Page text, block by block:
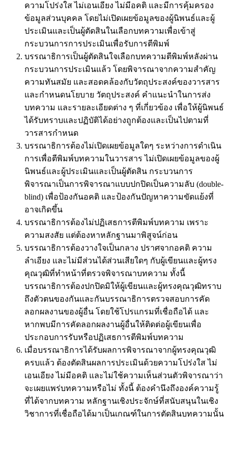
ความโปร่งใส ไม่เอนเอียง ไม่มีอคติ และมีการคุ้มครอง
ข้อมูลส่วนบุคคล โดยไม่เปิดเผยข้อมูลของผู้นิพนธ์และผู้
ประเมินและเป็นผู้ตัดสินในเลือกบทความเพื่อเข้าสู่
กระบวนการการประเมินเพื่อรับการตีพิมพ์
บรรณาธิการเป็นผู้ตัดสินใจเลือกบทความตีพิมพ์หลังผ่าน
กระบวนการประเมินแล้ว โดยพิจารณาจากความสำคัญ
ความทันสมัย และสอดคล้องกับวัตถุประสงค์ของวารสาร
และกำหนดนโยบาย วัตถุประสงค์ คำแนะนำในการส่ง
บทความ และรายละเอียดต่าง ๆ ที่เกี่ยวข้อง เพื่อให้ผู้นิพนธ์
ได้รับทราบและปฏิบัติได้อย่างถูกต้องและเป็นไปตามที่
วารสารกำหนด
บรรณาธิการต้องไม่เปิดเผยข้อมูลใดๆ ระหว่างการดำเนิน
การเพื่อตีพิมพ์บทความในวารสาร ไม่เปิดเผยข้อมูลของผู้
นิพนธ์และผู้ประเมินและเป็นผู้ตัดสิน กระบวนการ
พิจารณาเป็นการพิจารณาแบบปกปิดเป็นความลับ (double-
blind) เพื่อป้องกันอคติ และป้องกันปัญหาความขัดแย้งที่
อาจเกิดขึ้น
บรรณาธิการต้องไม่ปฏิเสธการตีพิมพ์บทความ เพราะ
ความสงสัย แต่ต้องหาหลักฐานมาพิสูจน์ก่อน
บรรณาธิการต้องวางใจเป็นกลาง ปราศจากอคติ ความ
ลำเอียง และไม่มีส่วนได้ส่วนเสียใดๆ กับผู้เขียนและผู้ทรง
คุณวุฒิที่ทำหน้าที่ตรวจพิจารณาบทความ ทั้งนี้
บรรณาธิการต้องปกปิดมิให้ผู้เขียนและผู้ทรงคุณวุฒิทราบ
ถึงตัวตนของกันและกันบรรณาธิการตรวจสอบการคัด
ลอกผลงานของผู้อื่น โดยใช้โปรแกรมที่เชื่อถือได้ และ
หากพบมีการคัดลอกผลงานผู้อื่นให้ติดต่อผู้เขียนเพื่อ
ประกอบการรับหรือปฏิเสธการตีพิมพ์บทความ
เมื่อบรรณาธิการได้รับผลการพิจารณาจากผู้ทรงคุณวุฒิ
ครบแล้ว ต้องตัดสินผลการประเมินด้วยความโปร่งใส ไม่
เอนเอียง ไม่มีอคติ และไม่ใช้ความเห็นส่วนตัวพิจารณาว่า
จะเผยแพร่บทความหรือไม่ ทั้งนี้ ต้องคำนึงถึงองค์ความรู้
ที่ได้จากบทความ หลักฐานเชิงประจักษ์ที่สนับสนุนในเชิง
วิชาการที่เชื่อถือได้มาเป็นเกณฑ์ในการตัดสินบทความนั้น